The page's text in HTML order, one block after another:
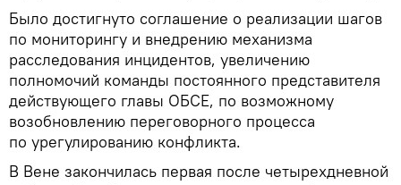
Было достигнуто соглашение о реализации шагов
по мониторингу и внедрению механизма
расследования инцидентов, увеличению
полномочий команды постоянного представителя
действующего главы ОБСЕ, по возможному
возобновлению переговорного процесса
по урегулированию конфликта.
В Вене закончилась первая после четырехдневной